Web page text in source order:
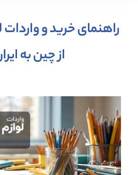
راهنمای خرید و واردات
از چین به